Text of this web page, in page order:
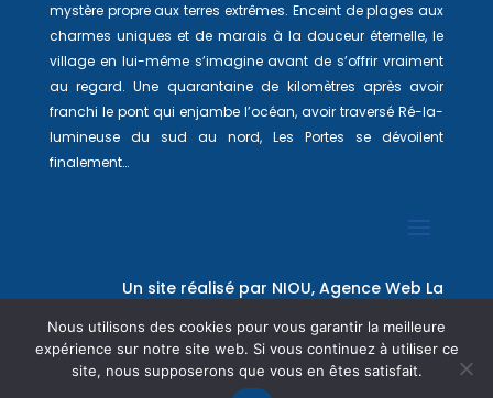
mystère propre aux terres extrêmes. Enceint de plages aux
charmes uniques et de marais à la douceur éternelle, le
village en lui-même s’imagine avant de s’offrir vraiment
au regard. Une quarantaine de kilomètres après avoir
franchi le pont qui enjambe l’océan, avoir traversé Ré-la-
lumineuse du sud au nord, Les Portes se dévoilent
finalement…
Un site réalisé par NIOU, Agence Web La
Nous utilisons des cookies pour vous garantir la meilleure
expérience sur notre site web. Si vous continuez à utiliser ce
site, nous supposerons que vous en êtes satisfait.